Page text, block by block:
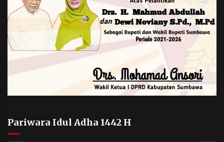
Pariwara Idul Adha 1442 H